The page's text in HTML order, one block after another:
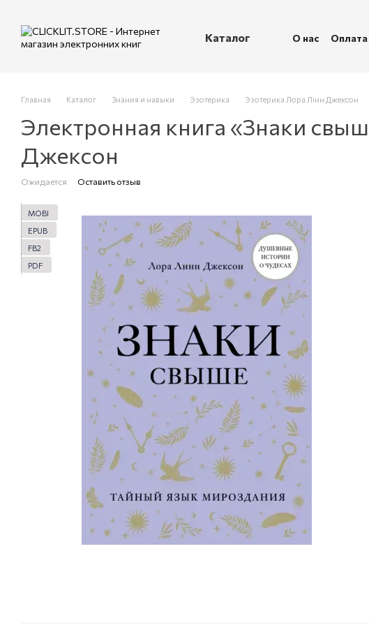
Каталог О нас Оплата
Главная Каталог Знания и навыки Эзотерика Эзотерика Лора Лінн Джексон
Электронная книга «Знаки
Джексон
Ожидается Оставить отзыв
MOBI
EPUB
FB2
PDF